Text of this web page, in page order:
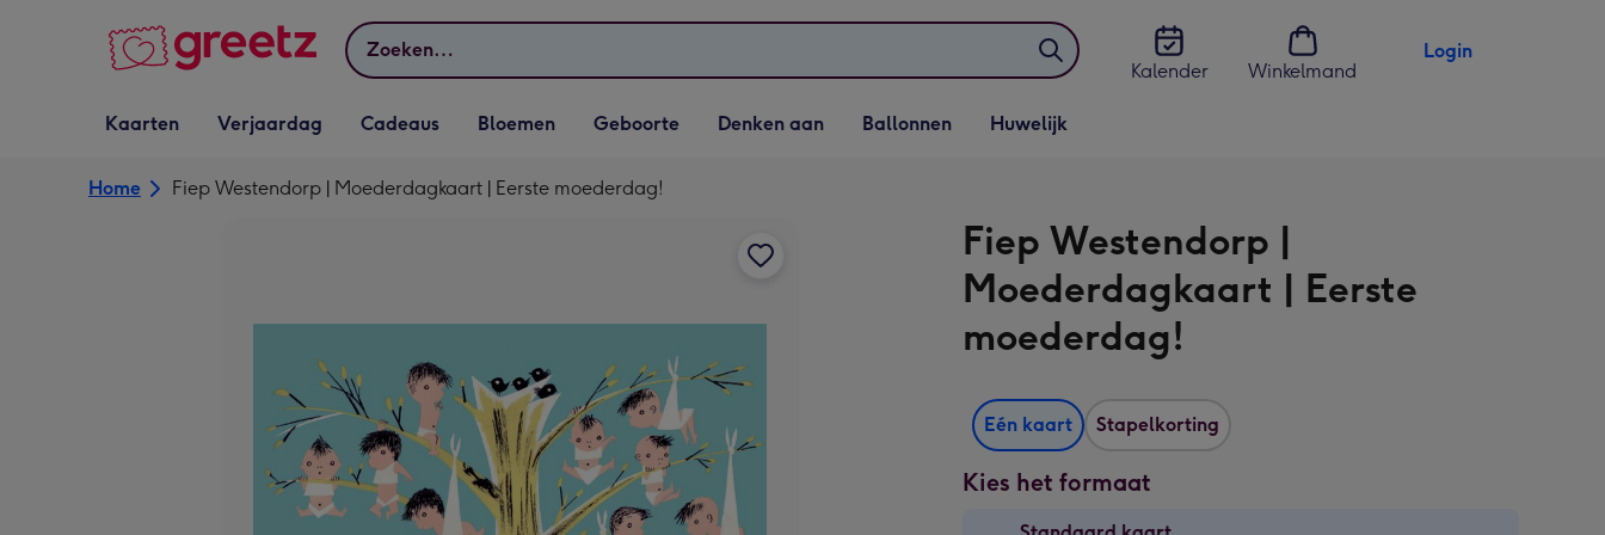
Zoeken
Kalender
Winkelmand
Login
Vervolgkeuzelijst
Kaarten openen
Kaarten
Vervolgkeuzelijst
Verjaardag openen
Verjaardag
Vervolgkeuzelijst
Cadeaus openen
Cadeaus
Vervolgkeuzelijst
Bloemen openen
Bloemen
Vervolgkeuzelijst
Geboorte openen
Geboorte
Vervolgkeuzelijst
Denken aan openen
Denken aan
Vervolgkeuzelijst
Ballonnen openen
Ballonnen
Vervolgkeuzelijst
Huwelijk openen
Huwelijk
Home Fiep Westendorp | Moederdagkaart | Eerste moederdag!
Fiep Westendorp |
Moederdagkaart | Eerste
moederdag!
Eén kaart Stapelkorting
Kies het formaat